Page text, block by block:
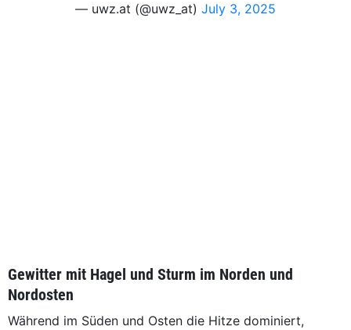
— uwz.at (@uwz_at) July 3, 2025
Gewitter mit Hagel und Sturm im Norden und
Nordosten
Während im Süden und Osten die Hitze dominiert,